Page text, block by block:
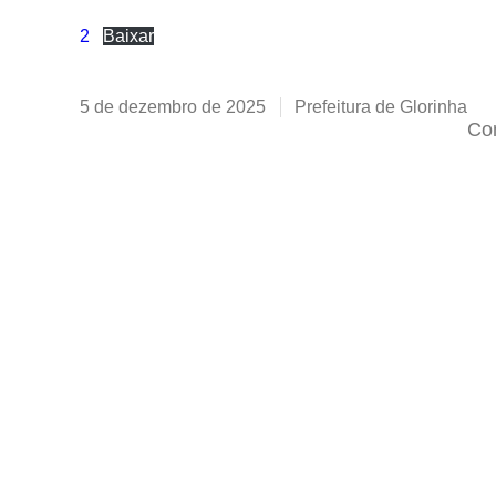
2 Baixar
5 de dezembro de 2025 Prefeitura de Glorinha